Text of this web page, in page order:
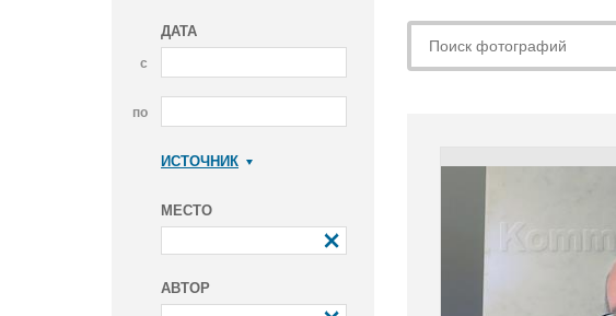
ДАТА
с
по
ИСТОЧНИК
МЕСТО
АВТОР